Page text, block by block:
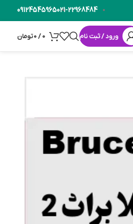
021-22968484
09124545965
ورود / ثبت نام 0
/
0تومان